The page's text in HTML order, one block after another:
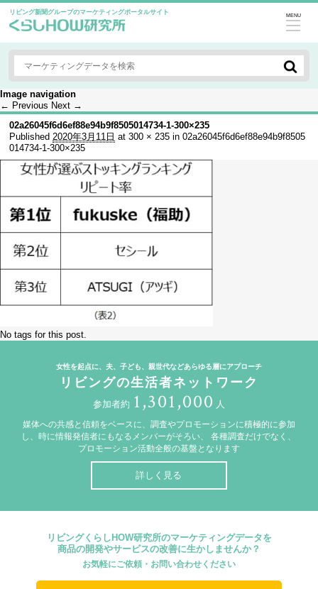
リビング新聞グループのマーケティングポータルサイト MENU
Image navigation
← Previous Next →
02a26045f6d6ef88e94b9f8505014734-1-300×235
Published2020年3月11日 at300 × 235 in02a26045f6d6ef88e94b9f8505
014734-1-300×235
No tags for this post.
女性を起点に、夫、子ども、親世代などあらゆる層にアプローチ
リビングの生活者ネットワーク
参加者約 1,301,000 人
媒体への共感と信頼をベースに、調査やプロモーションに積極的に参加
し、時に情報発信者にもなるメンバーがそろい、
各種調査だけでなく、
プロモーション活動全般の基盤となります
詳しく見る
リビングくらしHOW研究所のマーケティングデータを
商品の開発やサービスの改善に生かしませんか？
お気軽にご依頼・お問い合わせください